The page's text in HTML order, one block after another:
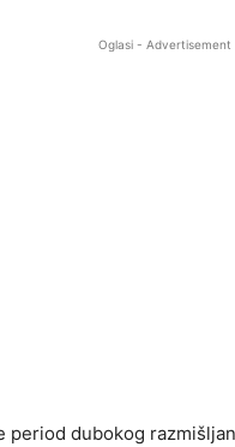
Oglasi - Advertisement
period dubokog